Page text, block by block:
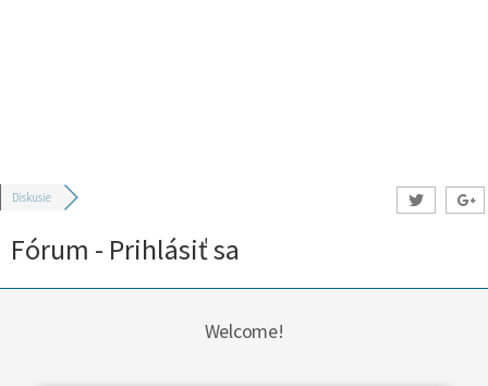
Diskusie
Fórum - Prihlásiť sa
Welcome!